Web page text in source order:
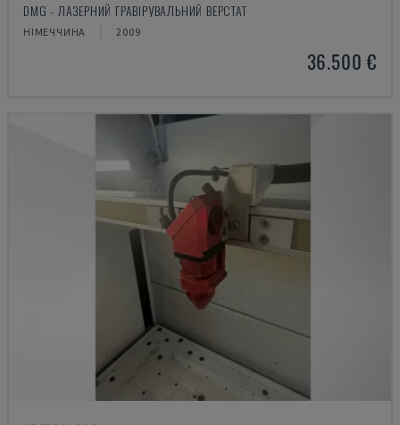
DMG - ЛАЗЕРНИЙ ГРАВІРУВАЛЬНИЙ ВЕРСТАТ
НІМЕЧЧИНА 2009
36.500 €